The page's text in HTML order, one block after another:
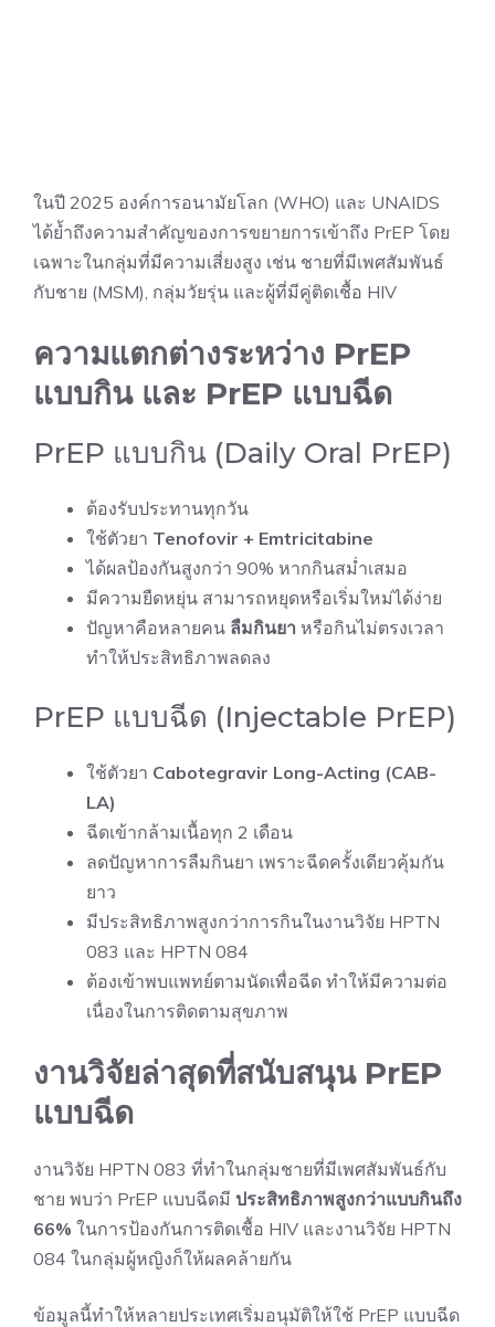
ในปี 2025 องค์การอนามัยโลก (WHO) และ UNAIDS
ได้ย้ำถึงความสำคัญของการขยายการเข้าถึง PrEP โดย
เฉพาะในกลุ่มที่มีความเสี่ยงสูง เช่น ชายที่มีเพศสัมพันธ์
กับชาย (MSM), กลุ่มวัยรุ่น และผู้ที่มีคู่ติดเชื้อ HIV
ความแตกต่างระหว่าง PrEP
แบบกิน และ PrEP แบบฉีด
PrEP แบบกิน (Daily Oral PrEP)
ต้องรับประทานทุกวัน
ใช้ตัวยา Tenofovir + Emtricitabine
ได้ผลป้องกันสูงกว่า 90% หากกินสม่ำเสมอ
มีความยืดหยุ่น สามารถหยุดหรือเริ่มใหม่ได้ง่าย
ปัญหาคือหลายคน ลืมกินยา หรือกินไม่ตรงเวลา
ทำให้ประสิทธิภาพลดลง
PrEP แบบฉีด (Injectable PrEP)
ใช้ตัวยา Cabotegravir Long-Acting (CAB-
LA)
ฉีดเข้ากล้ามเนื้อทุก 2 เดือน
ลดปัญหาการลืมกินยา เพราะฉีดครั้งเดียวคุ้มกัน
ยาว
มีประสิทธิภาพสูงกว่าการกินในงานวิจัย HPTN
083 และ HPTN 084
ต้องเข้าพบแพทย์ตามนัดเพื่อฉีด ทำให้มีความต่อ
เนื่องในการติดตามสุขภาพ
งานวิจัยล่าสุดที่สนับสนุน PrEP
แบบฉีด
งานวิจัย HPTN 083 ที่ทำในกลุ่มชายที่มีเพศสัมพันธ์กับ
ชาย พบว่า PrEP แบบฉีดมี ประสิทธิภาพสูงกว่าแบบกินถึง
66% ในการป้องกันการติดเชื้อ HIV และงานวิจัย HPTN
084 ในกลุ่มผู้หญิงก็ให้ผลคล้ายกัน
ข้อมูลนี้ทำให้หลายประเทศเริ่มอนุมัติให้ใช้ PrEP แบบฉีด